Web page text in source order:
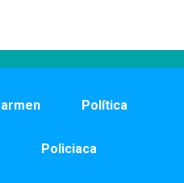
Política
Policiaca